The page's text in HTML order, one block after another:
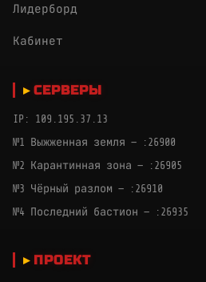
Лидерборд
Кабинет
СЕРВЕРЫ
IP: 109.195.37.13
№1 Выжженная земля — :26900
№2 Карантинная зона — :26905
№3 Чёрный разлом — :26910
№4 Последний бастион — :26935
ПРОЕКТ